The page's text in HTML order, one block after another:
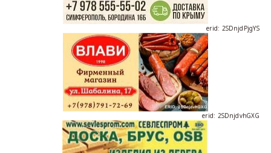
erid: 2SDnjdvhGXG